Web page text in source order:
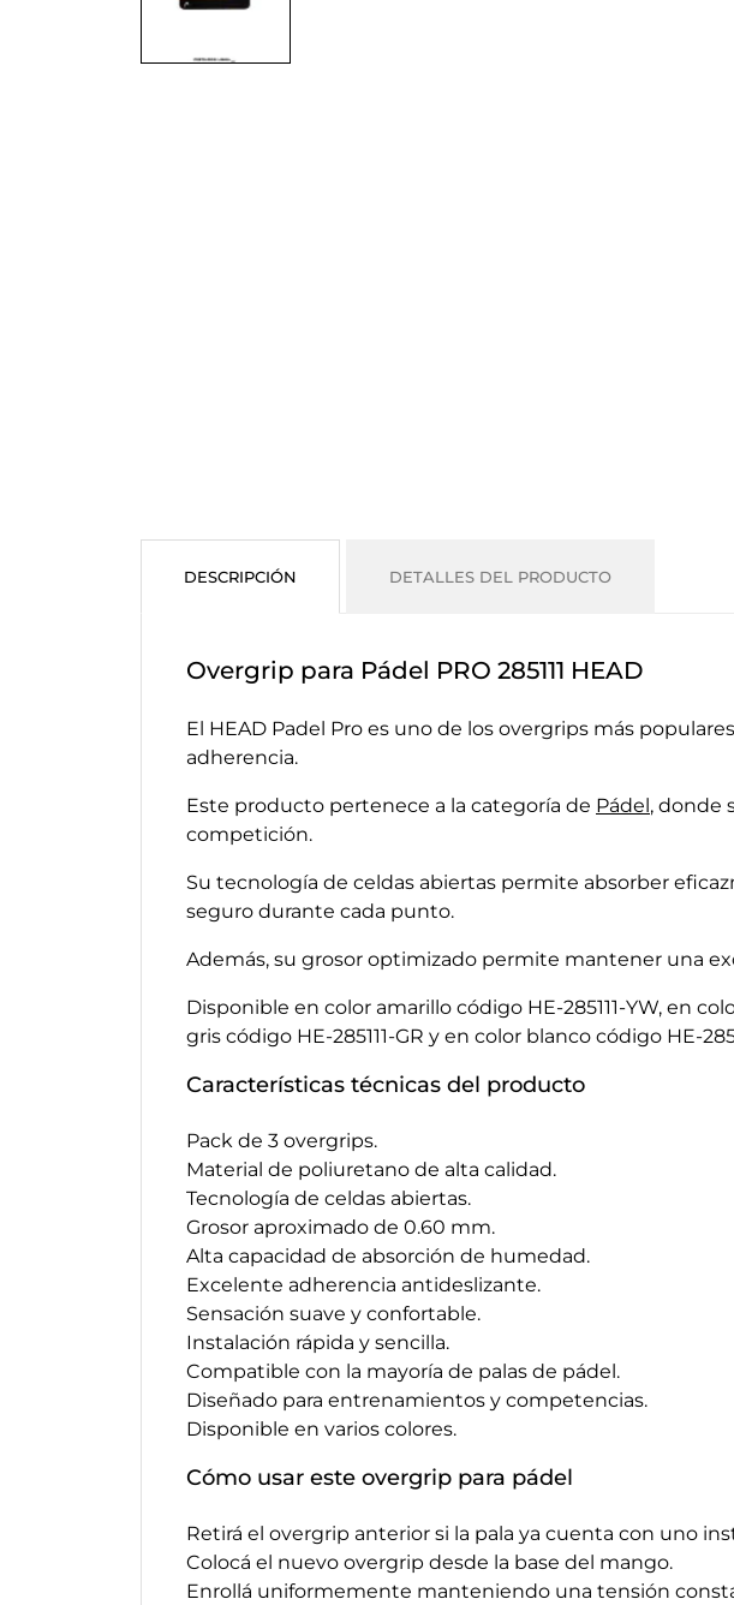
DESCRIPCIÓN DETALLES DEL PRODUCTO
Overgrip para Pádel PRO 285111 HEAD
El HEAD Padel Pro es uno de los overgrips más
adherencia.
Este producto pertenece a la categoría de Pádel, donde
competición.
Su tecnología de celdas abiertas permite absorber
seguro durante cada punto.
Además, su grosor optimizado permite mantener una
Disponible en color amarillo código HE-285111-YW, en
gris código HE-285111-GR y en color blanco código HE-
Características técnicas del producto
Pack de 3 overgrips.
Material de poliuretano de alta calidad.
Tecnología de celdas abiertas.
Grosor aproximado de 0.60 mm.
Alta capacidad de absorción de humedad.
Excelente adherencia antideslizante.
Sensación suave y confortable.
Instalación rápida y sencilla.
Compatible con la mayoría de palas de pádel.
Diseñado para entrenamientos y competencias.
Disponible en varios colores.
Cómo usar este overgrip para pádel
Retirá el overgrip anterior si la pala ya cuenta con uno
Colocá el nuevo overgrip desde la base del mango.
Enrollá uniformemente manteniendo una tensión